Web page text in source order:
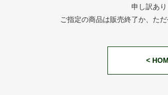
申し訳あり
ご指定の商品は販売終了か、た
<